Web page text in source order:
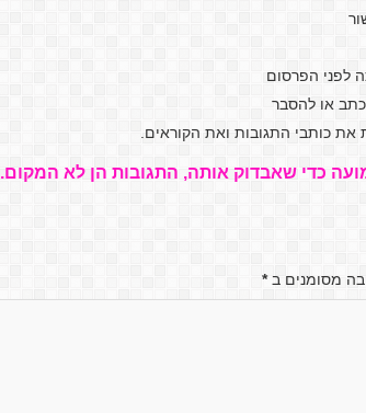
לפני הפרסום
או להסבר
את כותבי התגובות ואת הקוראים.
כדי שאבדוק אותה, התגובות הן לא המקום.
מסומנים ב*